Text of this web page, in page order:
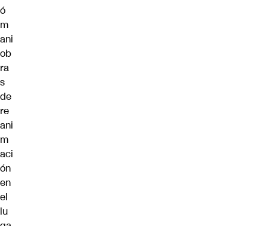
ó
m
ani
ob
ra
s
de
re
ani
m
aci
ón
en
el
lu